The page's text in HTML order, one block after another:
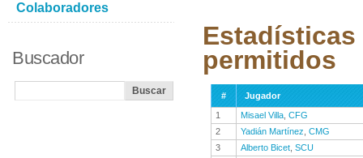
permitidos
#
Jugador
1
Misael Villa CFG
2
Yadián Martínez CMG
3
Alberto Bicet SCU
Colaboradores
Buscador